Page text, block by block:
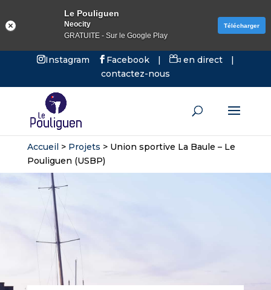
Instagram Facebook | en direct
|
contactez-nous
Accueil> Projets > Union sportive La Baule – Le
Pouliguen (USBP)
Le Pouliguen
Neocity
GRATUITE - Sur le Google Play
Télécharger